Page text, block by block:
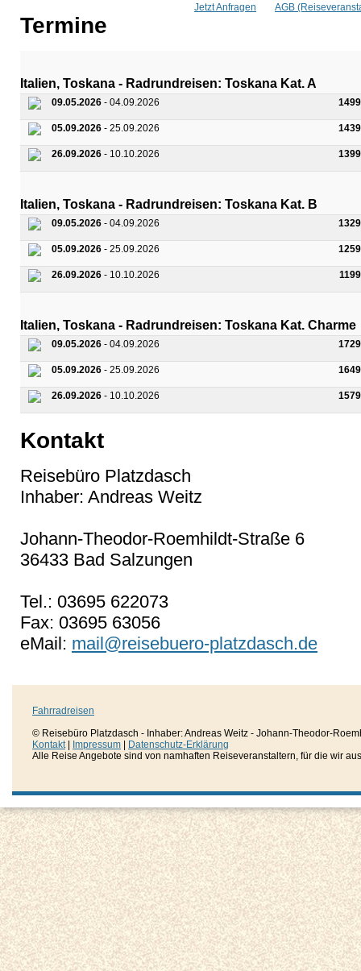
Jetzt Anfragen AGB
Termine
Italien, Toskana - Radrundreisen: Toskana Kat. A
09.05.2026 - 04.09.2026
05.09.2026 - 25.09.2026
26.09.2026 - 10.10.2026
Italien, Toskana - Radrundreisen: Toskana Kat. B
09.05.2026 - 04.09.2026
05.09.2026 - 25.09.2026
26.09.2026 - 10.10.2026
Italien, Toskana - Radrundreisen: Toskana Kat. Charme
09.05.2026 - 04.09.2026
05.09.2026 - 25.09.2026
26.09.2026 - 10.10.2026
Kontakt
Reisebüro Platzdasch
Inhaber: Andreas Weitz
Johann-Theodor-Roemhildt-Straße 6
36433 Bad Salzungen
Tel.: 03695 622073
Fax: 03695 63056
eMail: mail@reisebuero-platzdasch.de
Fahrradreisen
© Reisebüro Platzdasch - Inhaber: Andreas Weitz - Johann-Theodor-
Kontakt| Impressum
Datenschutz-Erklärung
Alle Reise Angebote sind von namhaften Reiseveranstaltern, für die wir